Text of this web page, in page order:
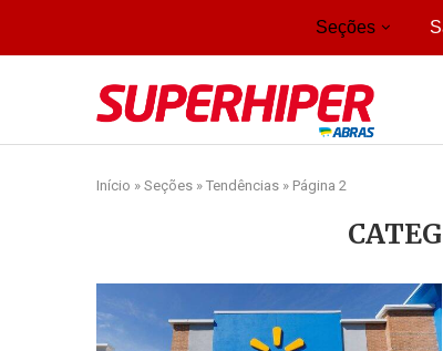
Seções
Início » Seções » Tendências » Página 2